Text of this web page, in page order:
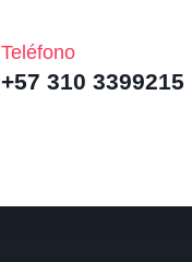
Teléfono
+57 310 3399215